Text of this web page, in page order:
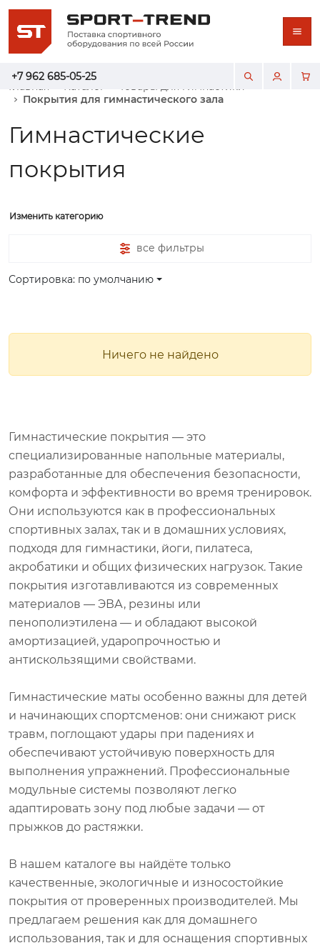
+7 962 685-05-25
Главная Каталог
Товары для гимнастики
Покрытия для гимнастического зала
Гимнастические
покрытия
Изменить категорию
все фильтры
Сортировка: по умолчанию
Ничего не найдено
Гимнастические покрытия — это
специализированные напольные материалы,
разработанные для обеспечения безопасности,
комфорта и эффективности во время тренировок.
Они используются как в профессиональных
спортивных залах, так и в домашних условиях,
подходя для гимнастики, йоги, пилатеса,
акробатики и общих физических нагрузок. Такие
покрытия изготавливаются из современных
материалов — ЭВА, резины или
пенополиэтилена — и обладают высокой
амортизацией, ударопрочностью и
антискользящими свойствами.
Гимнастические маты особенно важны для детей
и начинающих спортсменов: они снижают риск
травм, поглощают удары при падениях и
обеспечивают устойчивую поверхность для
выполнения упражнений. Профессиональные
модульные системы позволяют легко
адаптировать зону под любые задачи — от
прыжков до растяжки.
В нашем каталоге вы найдёте только
качественные, экологичные и износостойкие
покрытия от проверенных производителей. Мы
предлагаем решения как для домашнего
использования, так и для оснащения спортивных